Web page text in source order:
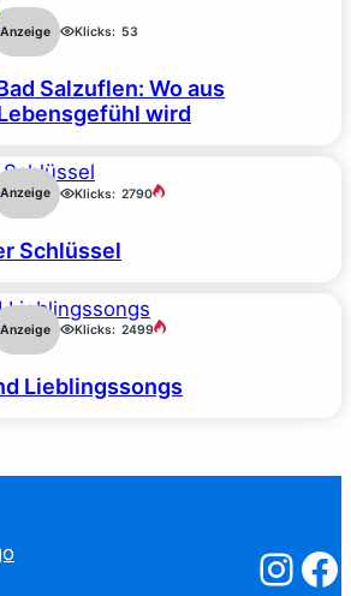
Anzeige Klicks: 53
Salzuflen: Wo aus
wird
Anzeige Klicks: 2790
Schlüssel
Anzeige Klicks: 2499
Lieblingssongs